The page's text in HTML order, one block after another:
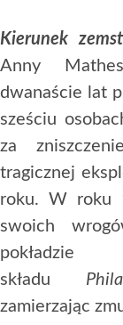
Kierunek
Anny
dwanaście lat
sześciu
za
tragicznej
roku. W roku
swoich
składu
zamierzając